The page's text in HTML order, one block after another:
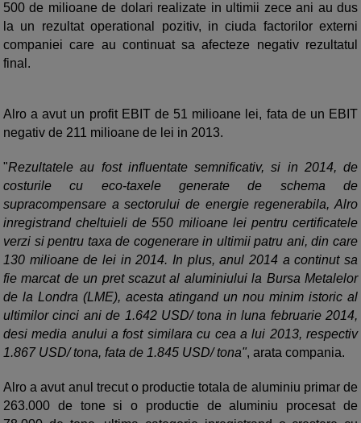
500 de milioane de dolari realizate in ultimii zece ani au dus
la un rezultat operational pozitiv, in ciuda factorilor externi
companiei care au continuat sa afecteze negativ rezultatul
final.
Alro a avut un profit EBIT de 51 milioane lei, fata de un EBIT
negativ de 211 milioane de lei in 2013.
"Rezultatele au fost influentate semnificativ, si in 2014, de
costurile cu eco-taxele generate de schema de
supracompensare a sectorului de energie regenerabila, Alro
inregistrand cheltuieli de 550 milioane lei pentru certificatele
verzi si pentru taxa de cogenerare in ultimii patru ani, din care
130 milioane de lei in 2014. In plus, anul 2014 a continut sa
fie marcat de un pret scazut al aluminiului la Bursa Metalelor
de la Londra (LME), acesta atingand un nou minim istoric al
ultimilor cinci ani de 1.642 USD/ tona in luna februarie 2014,
desi media anului a fost similara cu cea a lui 2013, respectiv
1.867 USD/ tona, fata de 1.845 USD/ tona", arata compania.
Alro a avut anul trecut o productie totala de aluminiu primar de
263.000 de tone si o productie de aluminiu procesat de